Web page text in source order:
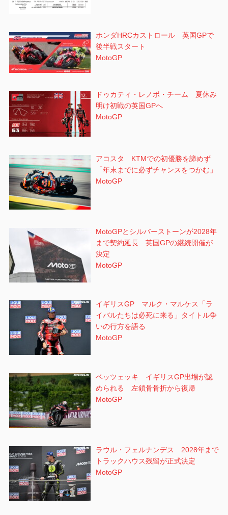
ホンダHRCカストロール 英国GPで
後半戦スタート
MotoGP
ドゥカティ・レノボ・チーム 夏休み
明け初戦の英国GPへ
MotoGP
アコスタ KTMでの初優勝を諦めず
「年末までに必ずチャンスをつかむ」
MotoGP
MotoGPとシルバーストーンが2028年
まで契約延長 英国GPの継続開催が
決定
MotoGP
イギリスGP マルク・マルケス「ラ
イバルたちは必死に来る」タイトル争
いの行方を語る
MotoGP
ベッツェッキ イギリスGP出場が認
められる 左鎖骨骨折から復帰
MotoGP
ラウル・フェルナンデス 2028年まで
トラックハウス残留が正式決定
MotoGP